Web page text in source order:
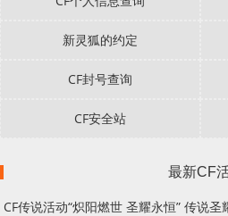
新灵狐的约定
CF封号查询
CF安全站
最新CF
CF传说活动“炽阳燃世 圣耀永恒” 传说